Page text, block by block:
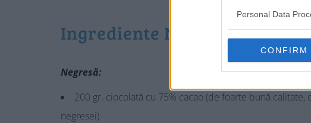
Personal Data
CONFIRM
Ingrediente Negresă cu
Negresă:
200 gr. ciocolată cu 75% cacao (de foarte bună calitate,
negresei)